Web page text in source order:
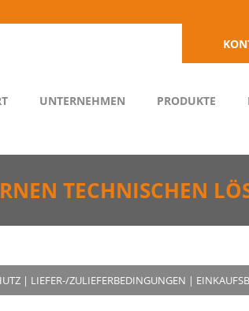
UNTERNEHMEN PRODUKTE
TECHNISCHEN
| LIEFER-/ZULIEFERBEDINGUNGEN |